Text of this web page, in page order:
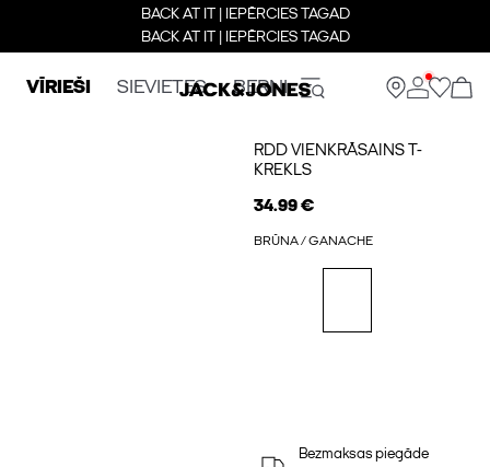
BACK AT IT | IEPĒRCIES TAGAD
BACK AT IT | IEPĒRCIES TAGAD
VĪRIEŠI SIEVIETES BERNI
RDD VIENKRĀSAINS T-
KREKLS
34.99 €
BRŪNA / GANACHE
Bezmaksas piegāde